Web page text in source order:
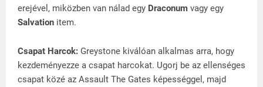
erejével, miközben van nálad egy Draconum vagy egy
Salvation item.
Csapat Harcok: Greystone kiválóan alkalmas arra, hogy
kezdeményezze a csapat harcokat. Ugorj be az ellenséges
csapat közé az Assault The Gates képességgel, majd